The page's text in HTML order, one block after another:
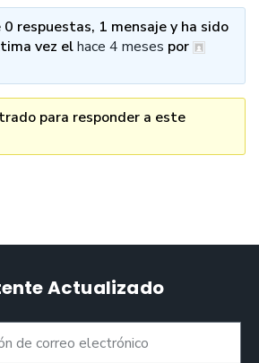
respuestas, 1 mensaje y ha sido
vez elhace 4 meses por
para responder a este
Actualizado